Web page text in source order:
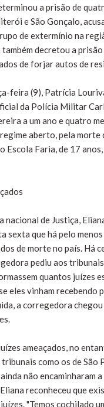
a prisão de
e São Gonçalo,
de extermínio na
decretou a prisão
de forjar autos de
feira (9), Patrícia
da Polícia Militar
a um ano e quatro
aberto, pela morte
Escola Faria, de 17
nacional de Justiça,
sexta que há pelo
de morte no país. Há
pediu aos
quantos juízes
eles vinham recebendo
a corregedora
ameaçados, no
como os de São
não encaminharam
reconheceu que
"Temos cochilado